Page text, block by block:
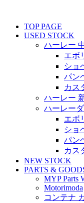
TOP PAGE
USED STOCK
ハーレー
エボ
ショ
パン
カス
ハーレー
ハーレー
エボ
ショ
パン
カス
NEW STOCK
PARTS &
MYP Parts
Motorimoda
コンテナ